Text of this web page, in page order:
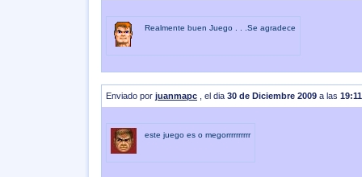
Realmente buen Juego . . .Se agradece
Enviado por juanmapc , el dia 30 de Diciembre 2009 a las
este juego es o megorrrrrrrrrr